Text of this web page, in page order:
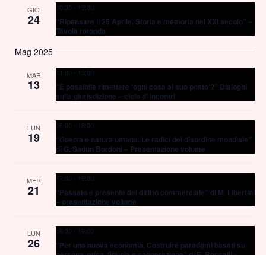
GIO
24
10:30 - 13:30
“Ripensare il 25 Aprile. Storia e memoria nel XXI secolo” –
Tavola rotonda
Mag 2025
MAR
13
11:00 - 13:00
“È possibile rimettere ‘ogni cosa al suo posto’?” Dialoghi
sulla giurisdizione – ciclo di incontri
LUN
19
16:00 - 18:00
“Guerra e natura umana. Le radici del disordine mondiale”
di G. Sadun Bordoni – Presentazione volume
MER
21
17:00 - 19:00
“Passato e presente del diritto commerciale” di M. Libertini
– presentazione volume
LUN
26
16:30 - 19:00
“Per una nuova economia. Costruire paradgmi basati su